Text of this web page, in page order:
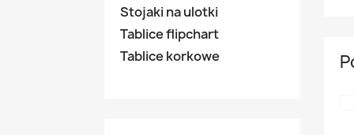
Stojaki na ulotki
Tablice flipchart
Tablice korkowe